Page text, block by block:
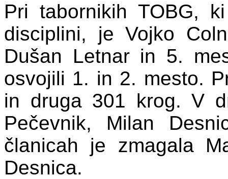
Pri tabornikih TOBG,
disciplini, je Vojko
Dušan Letnar in 5.
osvojili 1. in 2. mesto.
in druga 301 krog. V
Pečevnik, Milan
članicah je zmagala
Desnica.